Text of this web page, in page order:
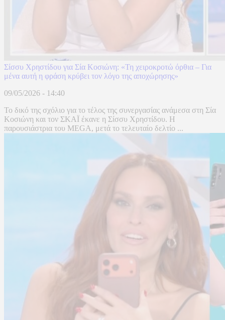
Σίσσυ Χρηστίδου για Σία Κοσιώνη: «Τη χειροκροτώ όρθια – Για
μένα αυτή η φράση κρύβει τον λόγο της αποχώρησης»
09/05/2026 - 14:40
Το δικό της σχόλιο για το τέλος της συνεργασίας ανάμεσα στη Σία
Κοσιώνη και τον ΣΚΑΪ έκανε η Σίσσυ Χρηστίδου. Η
παρουσιάστρια του MEGA, μετά το τελευταίο δελτίο ...